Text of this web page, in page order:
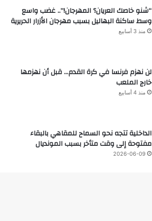
“شنو خاصك العريان؟ المهرجان!”.. غضب واسع
وسط ساكنة البهاليل بسبب مهرجان الأزرار الحريرية
منذ 3 أسابيع
لن نهزم فرنسا في كرة القدم… قبل أن نهزمها
خارج الملعب
منذ 4 أسابيع
الداخلية تتجه نحو السماح للمقاهي بالبقاء
مفتوحة إلى وقت متأخر بسبب المونديال
2026-06-09